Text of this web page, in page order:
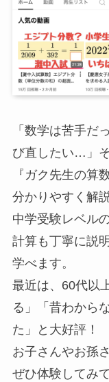
「数学は苦手だ
び直したい…」
『ガク先生の算
分かりやすく解
中学受験レベル
計算も丁寧に説
学べます。
最近は、60代以
る」「昔わから
た」と大好評！
お子さんやお孫
ぜひ体験してみ